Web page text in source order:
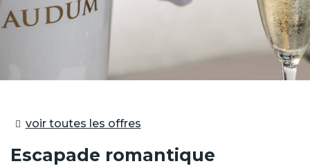
voir toutes les offres
Escapade romantique